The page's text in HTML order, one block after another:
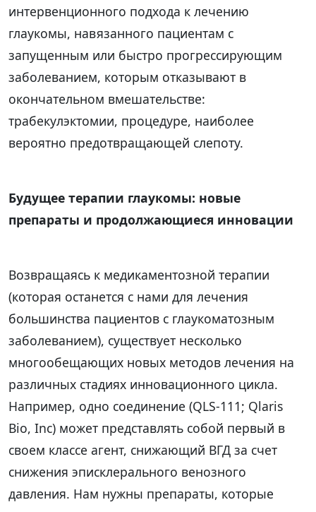
интервенционного подхода к лечению
глаукомы, навязанного пациентам с
запущенным или быстро прогрессирующим
заболеванием, которым отказывают в
окончательном вмешательстве:
трабекулэктомии, процедуре, наиболее
вероятно предотвращающей слепоту.
Будущее терапии глаукомы: новые
препараты и продолжающиеся инновации
Возвращаясь к медикаментозной терапии
(которая останется с нами для лечения
большинства пациентов с глаукоматозным
заболеванием), существует несколько
многообещающих новых методов лечения на
различных стадиях инновационного цикла.
Например, одно соединение (QLS-111; Qlaris
Bio, Inc) может представлять собой первый в
своем классе агент, снижающий ВГД за счет
снижения эписклерального венозного
давления. Нам нужны препараты, которые